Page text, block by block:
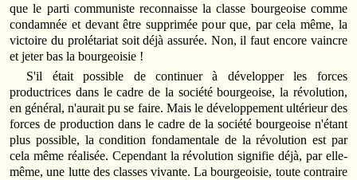
que le parti communiste reconnaisse la classe bourgeoise comme
condamnée et devant être supprimée pour que, par cela même, la
victoire du prolétariat soit déjà assurée. Non, il faut encore vaincre
et jeter bas la bourgeoisie !
S'il était possible de continuer à développer les forces
productrices dans le cadre de la société bourgeoise, la révolution,
en général, n'aurait pu se faire. Mais le développement ultérieur des
forces de production dans le cadre de la société bourgeoise n'étant
plus possible, la condition fondamentale de la révolution est par
cela même réalisée. Cependant la révolution signifie déjà, par elle-
même, une lutte des classes vivante. La bourgeoisie, toute contraire